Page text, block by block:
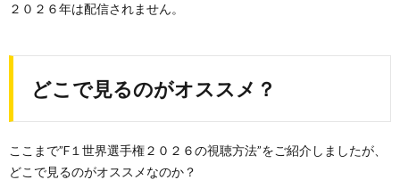
２０２６年は配信されません。
どこで見るのがオススメ？
ここまで”F１世界選手権２０２６の視聴方法”をご紹介しましたが、
どこで見るのがオススメなのか？